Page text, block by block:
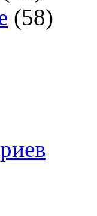
(58)